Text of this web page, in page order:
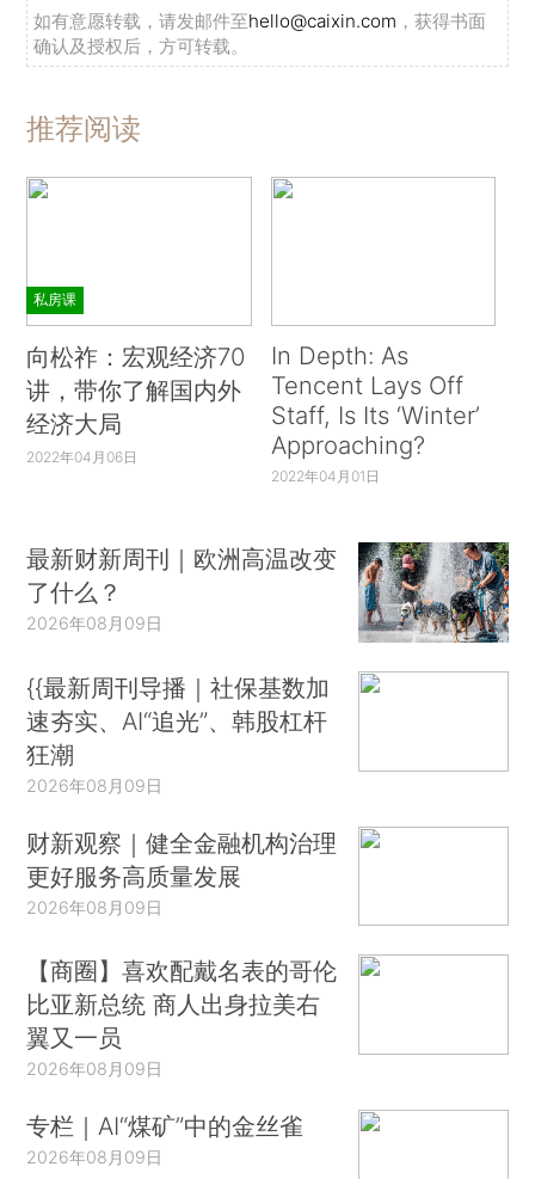
如有意愿转载，请发邮件至hello@caixin.com ，获得书面
确认及授权后，方可转载。
推荐阅读
私房课
向松祚：宏观经济70
讲，带你了解国内外
经济大局
2022年04月06日
In Depth: As
Tencent Lays Off
Staff, Is Its ‘Winter’
Approaching?
2022年04月01日
最新财新周刊｜欧洲高温改变
了什么？
2026年08月09日
{{最新周刊导播｜社保基数加
速夯实、AI“追光”、韩股杠杆
狂潮
2026年08月09日
财新观察｜健全金融机构治理
更好服务高质量发展
2026年08月09日
【商圈】喜欢配戴名表的哥伦
比亚新总统 商人出身拉美右
翼又一员
2026年08月09日
专栏｜AI“煤矿”中的金丝雀
2026年08月09日